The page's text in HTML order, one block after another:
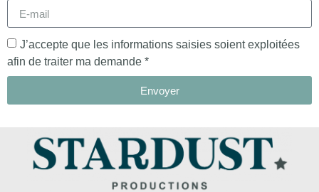
J’accepte que les informations saisies soient exploitées
afin de traiter ma demande *
Envoyer